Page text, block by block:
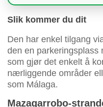
Slik kommer du dit
Den har enkel tilgang
den en parkeringsplass
som gjør det enkelt å
nærliggende områder
som Málaga.
Mazagarrobo-